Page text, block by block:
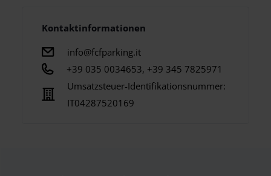
Kontaktinformationen
info@fcfparking.it
+39 035 0034653, +39 345 7825971
Umsatzsteuer-Identifikationsnummer:
IT04287520169